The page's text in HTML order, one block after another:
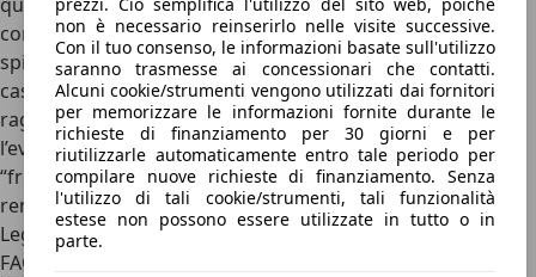
non è necessario reinserirlo nelle visite successive.
Con il tuo consenso, le informazioni basate sull'utilizzo
saranno trasmesse ai concessionari che contatti.
Alcuni cookie/strumenti vengono utilizzati dai fornitori
per memorizzare le informazioni fornite durante le
richieste di finanziamento per 30 giorni e per
riutilizzarle automaticamente entro tale periodo per
compilare nuove richieste di finanziamento. Senza
l'utilizzo di tali cookie/strumenti, tali funzionalità
estese non possono essere utilizzate in tutto o in
parte.
contrario (e, come detto, in caso di abbaglianti adattivi la
spia non è blu ma bianca) o, nel secondo caso, che non è il
caso di esagerare col gas prima che il propulsore abbia
raggiunto la giusta temperatura di esercizio. Curiosa
l’evoluzione di alcune spie, come questa del motore
“freddo” che sparisce sulle auto elettriche, capaci di
rendere al massimo fin dalla prima accensione.
Leggi anche: Costi manutenzione auto modelli più venduti
FAQ Spie macchina